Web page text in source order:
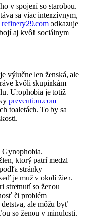
v spojení so starobou.
sa viac intenzívnym,
refinery29.com odkazuje
aj kvôli sociálnym
výlučne len ženská, ale
kvôli skupinkám
Urophobia je totiž
prevention.com
toaletách. To by sa
Gynophobia.
ktorý patrí medzi
stránky
je muž v okolí žien.
stretnutí so ženou
či problém
ale môžu byť
so ženou v minulosti.